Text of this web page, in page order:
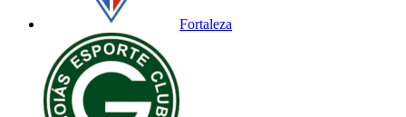
Fortaleza